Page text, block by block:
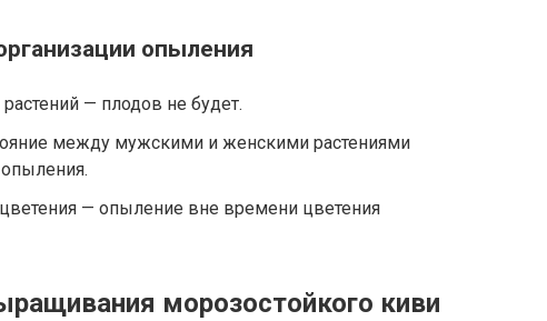
опыления
— плодов не будет.
между мужскими и женскими растениями
— опыление вне времени цветения
морозостойкого киви